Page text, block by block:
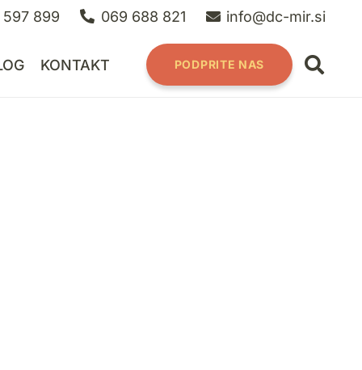
597 899 069 688 821 info@dc-mir.si
KONTAKT PODPRITE NAS